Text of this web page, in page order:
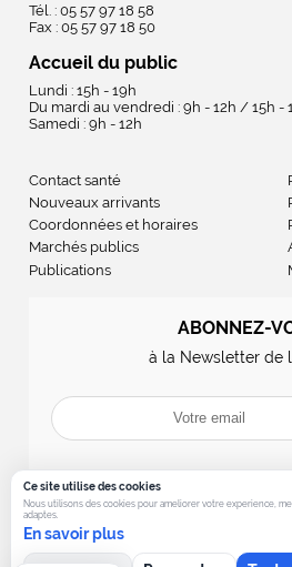
Tél. : 05 57 97 18 58
Fax : 05 57 97 18 50
Accueil du public
Lundi : 15h - 19h
Du mardi au vendredi : 9h - 12h / 15h -
Samedi : 9h - 12h
Contact santé
Nouveaux arrivants
Coordonnées et horaires
Marchés publics
Publications
ABONNEZ-
à la Newsletter de
Ce site utilise des cookies
Nous utilisons des cookies pour ameliorer votre experience,
adaptes.
En savoir plus